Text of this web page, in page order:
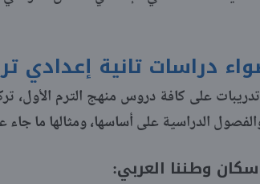
دراسات تانية إعدادي ترم
على كافة دروس منهج الترم الأول،
الدراسية على أساسها، ومثالها ما جاء
وطننا العربي: